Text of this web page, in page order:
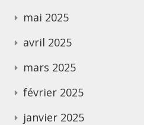
mai 2025
avril 2025
mars 2025
février 2025
janvier 2025